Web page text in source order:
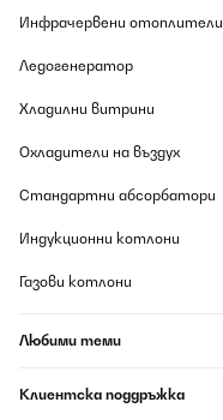
Инфрачервени отоплители
Ледогенератор
Хладилни витрини
Охладители на въздух
Стандартни абсорбатори
Индукционни котлони
Газови котлони
Любими теми
Клиентска поддръжка